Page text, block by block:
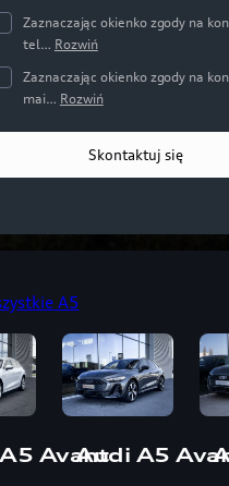
Zaznaczając okienko zgody na
tel… Rozwiń
Zaznaczając okienko zgody na
mai… Rozwiń
Skontaktuj się
A5
AvantAudi A5